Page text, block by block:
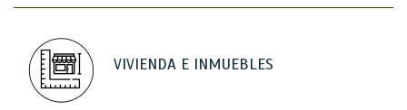
VIVIENDA E INMUEBLES